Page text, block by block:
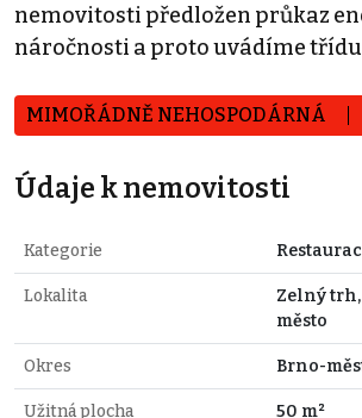
nemovitosti předložen průkaz
náročnosti a proto uvádíme třídu
MIMOŘÁDNĚ NEHOSPODÁRNÁ
Údaje k nemovitosti
Kategorie
Lokalita
Zelný
město
Okres Brno-
Užitná plocha 50 m²